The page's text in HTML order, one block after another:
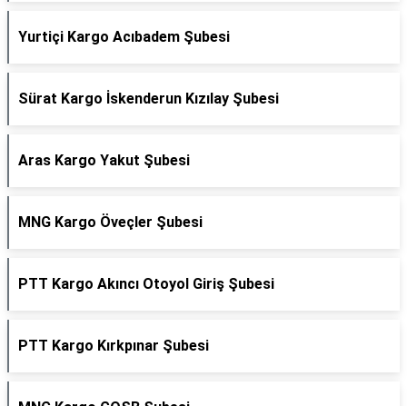
Yurtiçi Kargo Acıbadem Şubesi
Sürat Kargo İskenderun Kızılay Şubesi
Aras Kargo Yakut Şubesi
MNG Kargo Öveçler Şubesi
PTT Kargo Akıncı Otoyol Giriş Şubesi
PTT Kargo Kırkpınar Şubesi